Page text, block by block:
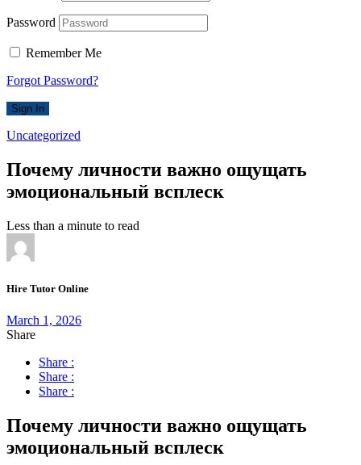
Password
Remember Me
Forgot Password?
Sign In
Uncategorized
Почему личности важно ощущать
эмоциональный всплеск
Less than a minute to read
Hire Tutor Online
March 1, 2026
Share
Share :
Share :
Share :
Почему личности важно ощущать
эмоциональный всплеск